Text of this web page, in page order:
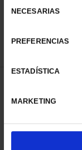
NECESARIAS
PREFERENCIAS
ESTADÍSTICA
MARKETING
73,00 €